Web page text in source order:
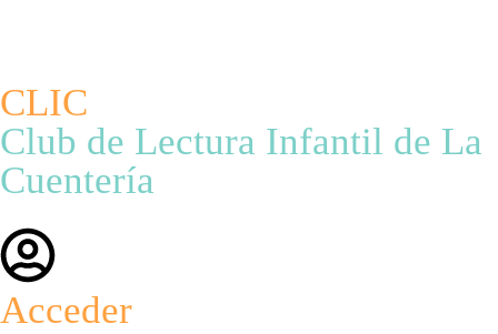
CLIC
Club de Lectura Infantil de La
Cuentería
Acceder